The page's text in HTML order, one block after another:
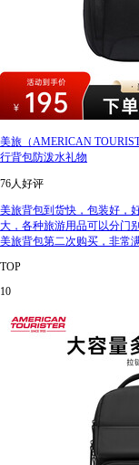
美旅（AMERICAN
行背包防泼水礼物
76人好评
美旅背包到货快，包装好，
大，各种旅游用品可以分门
美旅背包第二次购买，非常
TOP
10